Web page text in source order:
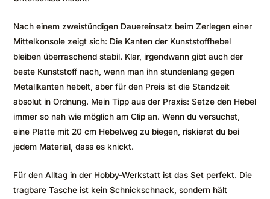
Nach einem zweistündigen Dauereinsatz beim Zerlegen einer
Mittelkonsole zeigt sich: Die Kanten der Kunststoffhebel
bleiben überraschend stabil. Klar, irgendwann gibt auch der
beste Kunststoff nach, wenn man ihn stundenlang gegen
Metallkanten hebelt, aber für den Preis ist die Standzeit
absolut in Ordnung. Mein Tipp aus der Praxis: Setze den Hebel
immer so nah wie möglich am Clip an. Wenn du versuchst,
eine Platte mit 20 cm Hebelweg zu biegen, riskierst du bei
jedem Material, dass es knickt.
Für den Alltag in der Hobby-Werkstatt ist das Set perfekt. Die
tragbare Tasche ist kein Schnickschnack, sondern hält